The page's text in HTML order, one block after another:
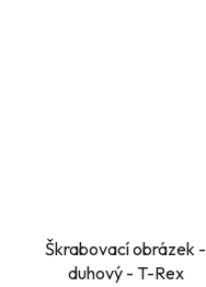
Škrabovací obrázek -
duhový - T-Rex